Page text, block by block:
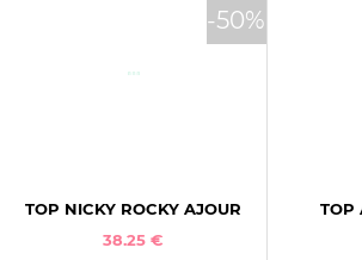
-50%
TOP NICKY ROCKY AJOUR
38.25 €
TOP